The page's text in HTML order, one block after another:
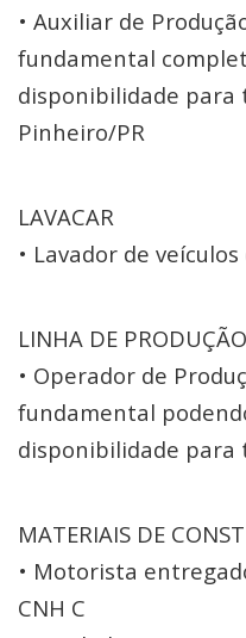
• Auxiliar de
fundamental
disponibilidade para
Pinheiro/PR
LAVACAR
• Lavador de
LINHA DE PRODUÇÃO
• Operador de
fundamental
disponibilidade
MATERIAIS DE
• Motorista
CNH C